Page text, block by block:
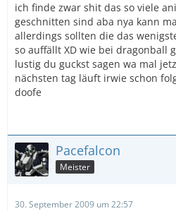
ich finde zwar shit das so viele
geschnitten sind aba nya kann
allerdings sollten die das
so auffällt XD wie bei dragonball
lustig du guckst sagen wa mal
nächsten tag läuft irwie schon
doofe
Pacefalcon
Meister
30. September 2009 um 22:57